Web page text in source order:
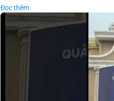
sản tại điểm giao thông quan
🎥 Xem video trực tiếp tại:
Đọc thêm